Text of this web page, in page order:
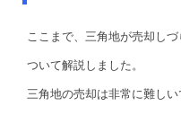
ここまで、三角地が売却し
ついて解説しました。
三角地の売却は非常に難しい